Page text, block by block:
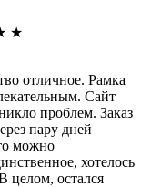
★
отличное. Рамка
Сайт
проблем. Заказ
пару дней
можно
хотелось
целом, остался